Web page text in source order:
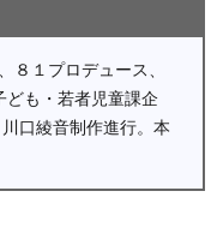
８１プロデュース、
ども・若者児童課企
口綾音制作進行。本